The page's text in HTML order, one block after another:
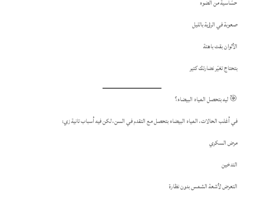
حسّاسية من الضوء
صعوبة في الرؤية بالليل
الألوان بقت باهتة
بتحتاج تغيّر نضارتك كتير
🎯 ليه بتحصل المياه البيضاء؟
في أغلب الحالات، المياه البيضاء بتحصل مع التقدم في السن، لكن فيه أسباب تانية زي:
مرض السكري
التدخين
التعرض لأشعة الشمس بدون نظارة